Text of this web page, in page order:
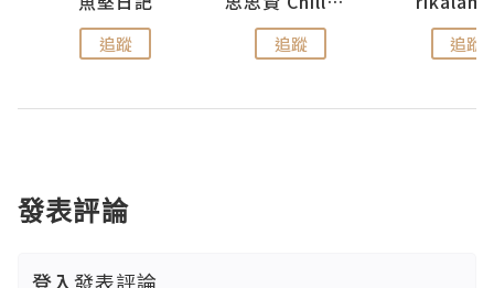
追蹤 追蹤 追蹤
發表評論
登入發表評論